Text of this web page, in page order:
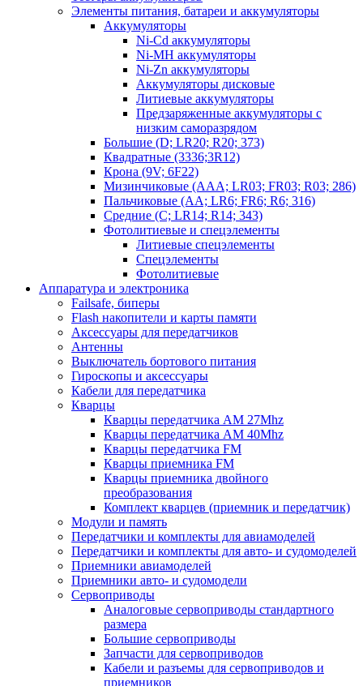
Элементы питания, батареи и аккумуляторы
Аккумуляторы
Ni-Cd аккумуляторы
Ni-MH аккумуляторы
Ni-Zn аккумуляторы
Аккумуляторы дисковые
Литиевые аккумуляторы
Предзаряженные аккумуляторы с
низким саморазрядом
Большие (D; LR20; R20; 373)
Квадратные (3336;3R12)
Крона (9V; 6F22)
Мизинчиковые (AAA; LR03; FR03; R03; 286)
Пальчиковые (AA; LR6; FR6; R6; 316)
Средние (C; LR14; R14; 343)
Фотолитиевые и спецэлементы
Литиевые спецэлементы
Спецэлементы
Фотолитиевые
Аппаратура и электроника
Failsafe, биперы
Flash накопители и карты памяти
Аксессуары для передатчиков
Антенны
Выключатель бортового питания
Гироскопы и аксессуары
Кабели для передатчика
Кварцы
Кварцы передатчика AM 27Mhz
Кварцы передатчика AM 40Mhz
Кварцы передатчика FM
Кварцы приемника FM
Кварцы приемника двойного
преобразования
Комплект кварцев (приемник и передатчик)
Модули и память
Передатчики и комплекты для авиамоделей
Передатчики и комплекты для авто- и судомоделей
Приемники авиамоделей
Приемники авто- и судомодели
Сервоприводы
Аналоговые сервоприводы стандартного
размера
Большие сервоприводы
Запчасти для сервоприводов
Кабели и разъемы для сервоприводов и
приемников